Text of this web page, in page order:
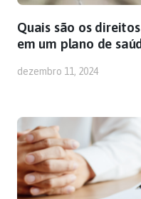
Quais são os
em um plano de
dezembro 11, 2024